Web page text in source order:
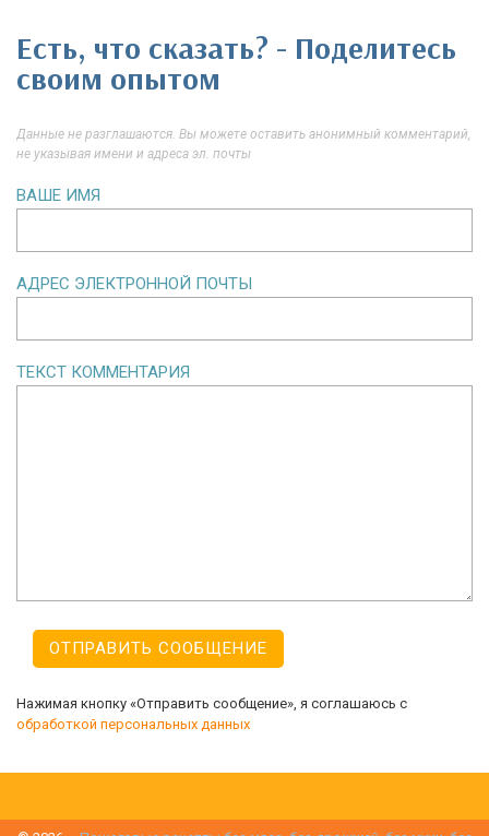
Есть, что сказать? - Поделитесь
своим опытом
Данные не разглашаются. Вы можете оставить анонимный комментарий,
не указывая имени и адреса эл. почты
ВАШЕ ИМЯ
АДРЕС ЭЛЕКТРОННОЙ ПОЧТЫ
ТЕКСТ КОММЕНТАРИЯ
Нажимая кнопку «Отправить сообщение», я соглашаюсь с
обработкой персональных данных